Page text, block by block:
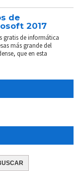
de
2017
gratis de informática
más grande del
que en esta